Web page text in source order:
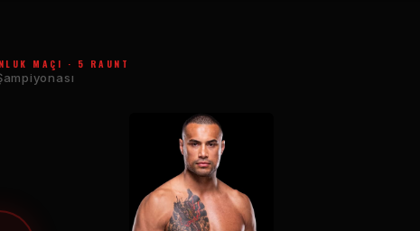
MAÇI · 5 RAUNT